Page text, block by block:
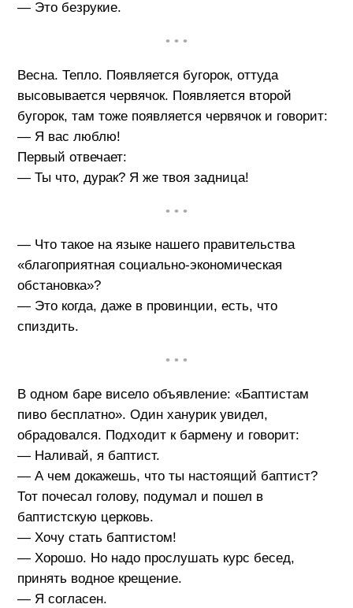
— Это безрукие.
• • •
Весна. Тепло. Появляется бугорок, оттуда
высовывается червячок. Появляется второй
бугорок, там тоже появляется червячок и говорит:
— Я вас люблю!
Первый отвечает:
— Ты что, дурак? Я же твоя задница!
• • •
— Что такое на языке нашего правительства
«благоприятная социально-экономическая
обстановка»?
— Это когда, даже в провинции, есть, что
спиздить.
• • •
В одном баре висело объявление: «Баптистам
пиво бесплатно». Один ханурик увидел,
обрадовался. Подходит к бармену и говорит:
— Наливай, я баптист.
— А чем докажешь, что ты настоящий баптист?
Тот почесал голову, подумал и пошел в
баптистскую церковь.
— Хочу стать баптистом!
— Хорошо. Но надо прослушать курс бесед,
принять водное крещение.
— Я согласен.